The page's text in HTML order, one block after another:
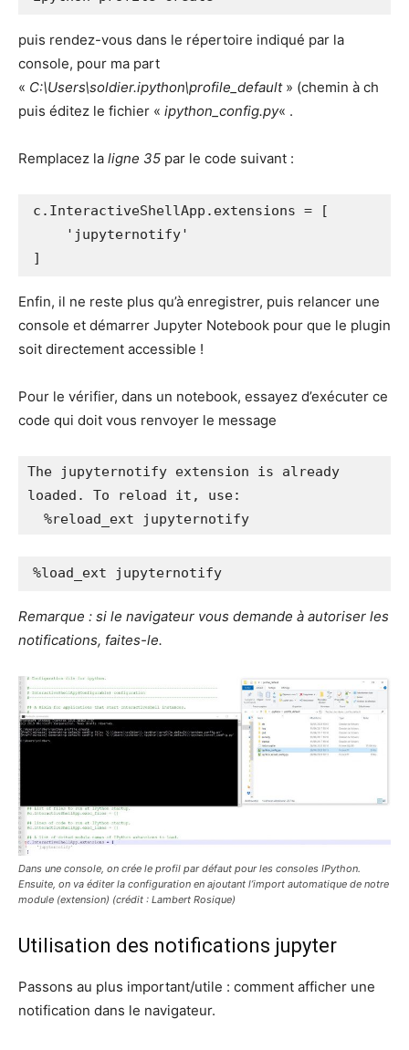
puis rendez-vous dans le répertoire indiqué par la
console, pour ma part
« C:\Users\soldier.ipython\profile_default» (chemin à ch
puis éditez le fichier « ipython_config.py« .
Remplacez la ligne 35 par le code suivant :
c.InteractiveShellApp.extensions = [
]
Enfin, il ne reste plus qu’à enregistrer, puis relancer une
console et démarrer Jupyter Notebook pour que le plugin
soit directement accessible !
Pour le vérifier, dans un notebook, essayez d’exécuter ce
code qui doit vous renvoyer le message
The jupyternotify extension is already
loaded. To reload it, use:
  %reload_ext jupyternotify
%load_ext jupyternotify
Remarque : si le navigateur vous demande à autoriser les
notifications, faites-le.
Dans une console, on crée le profil par défaut pour les consoles IPython.
Ensuite, on va éditer la configuration en ajoutant l’import automatique de notre
module (extension) (crédit : Lambert Rosique)
Utilisation des notifications jupyter
Passons au plus important/utile : comment afficher une
notification dans le navigateur.